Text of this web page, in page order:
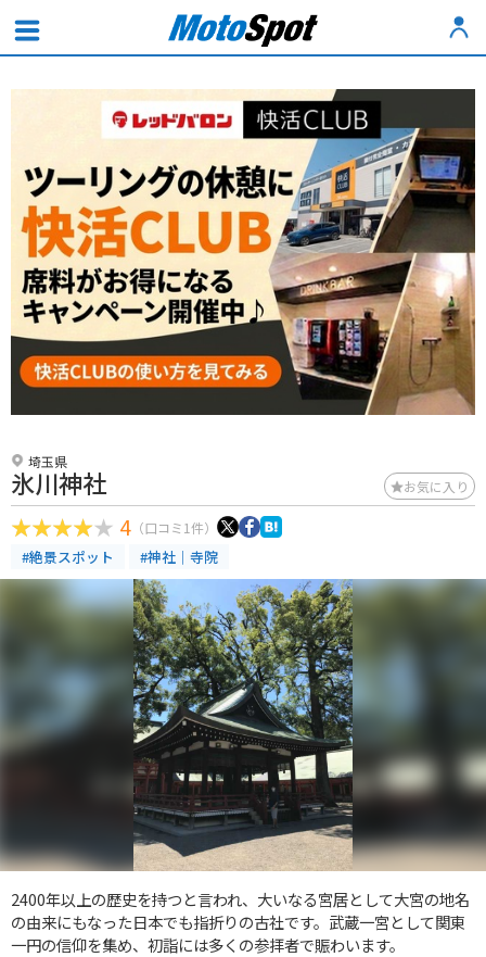
埼玉県
氷川神社 お気に入り
4 （口コミ1件）
#絶景スポット #神社｜寺院
2400年以上の歴史を持つと言われ、大いなる宮居として大宮の地名
の由来にもなった日本でも指折りの古社です。武蔵一宮として関東
一円の信仰を集め、初詣には多くの参拝者で賑わいます。